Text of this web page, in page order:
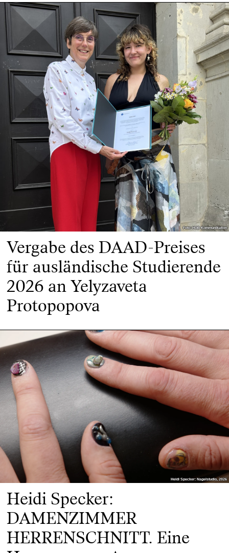
Foto: HGB Kommunikation
Foto: HGB Kommunikation
Vergabe des DAAD-Preises
für ausländische Studierende
2026 an Yelyzaveta
Protopopova
Heidi Specker: Nagelstudio, 2026
Heidi Specker: Nagelstudio, 2026
Heidi Specker:
DAMENZIMMER
HERRENSCHNITT. Eine